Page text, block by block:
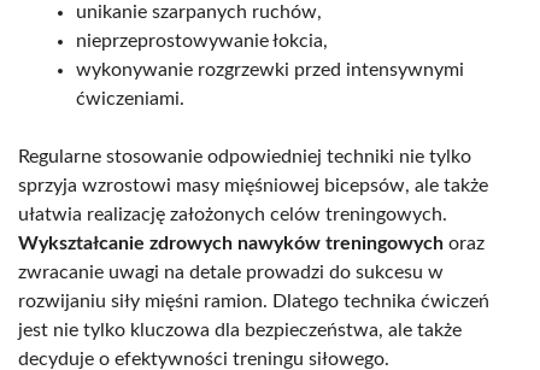
unikanie szarpanych ruchów,
nieprzeprostowywanie łokcia,
wykonywanie rozgrzewki przed intensywnymi
ćwiczeniami.
Regularne stosowanie odpowiedniej techniki nie tylko
sprzyja wzrostowi masy mięśniowej bicepsów, ale także
ułatwia realizację założonych celów treningowych.
Wykształcanie zdrowych nawyków treningowych oraz
zwracanie uwagi na detale prowadzi do sukcesu w
rozwijaniu siły mięśni ramion. Dlatego technika ćwiczeń
jest nie tylko kluczowa dla bezpieczeństwa, ale także
decyduje o efektywności treningu siłowego.